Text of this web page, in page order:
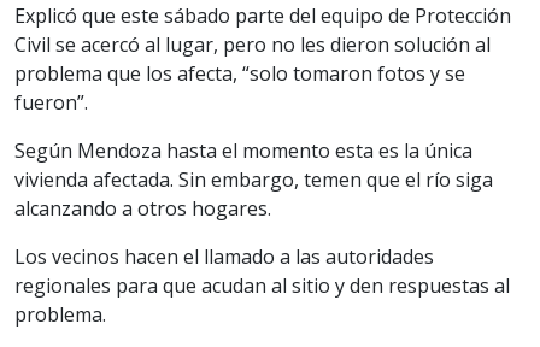
Explicó que este sábado parte del equipo de Protección
Civil se acercó al lugar, pero no les dieron solución al
problema que los afecta, “solo tomaron fotos y se
fueron”.
Según Mendoza hasta el momento esta es la única
vivienda afectada. Sin embargo, temen que el río siga
alcanzando a otros hogares.
Los vecinos hacen el llamado a las autoridades
regionales para que acudan al sitio y den respuestas al
problema.